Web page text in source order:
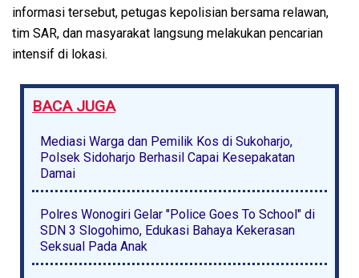
informasi tersebut, petugas kepolisian bersama relawan,
tim SAR, dan masyarakat langsung melakukan pencarian
intensif di lokasi.
BACA JUGA
Mediasi Warga dan Pemilik Kos di Sukoharjo,
Polsek Sidoharjo Berhasil Capai Kesepakatan
Damai
Polres Wonogiri Gelar "Police Goes To School" di
SDN 3 Slogohimo, Edukasi Bahaya Kekerasan
Seksual Pada Anak